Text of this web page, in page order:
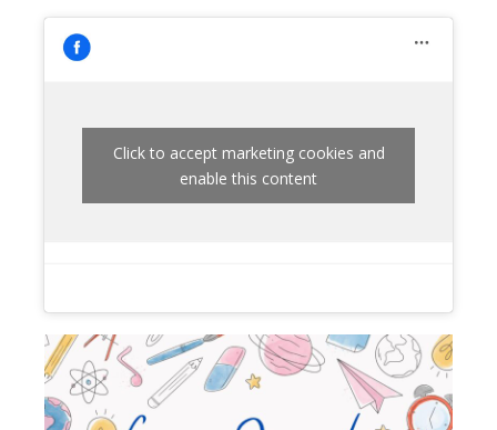
Click to accept marketing cookies and
enable this content